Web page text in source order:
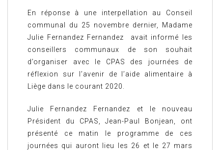
En réponse à une interpellation au Conseil
communal du 25 novembre dernier, Madame
Julie Fernandez Fernandez avait informé les
conseillers communaux de son souhait
d’organiser avec le CPAS des journées de
réflexion sur l’avenir de l’aide alimentaire à
Liège dans le courant 2020.
Julie Fernandez Fernandez et le nouveau
Président du CPAS, Jean-Paul Bonjean, ont
présenté ce matin le programme de ces
journées qui auront lieu les 26 et le 27 mars